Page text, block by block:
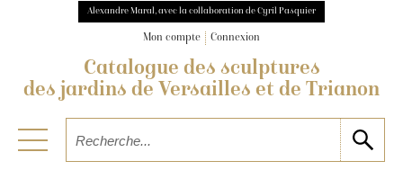
Alexandre Maral, avec la collaboration de Cyril Pasquier
Mon compte Connexion
Catalogue des sculptures
des jardins de Versailles et de Trianon